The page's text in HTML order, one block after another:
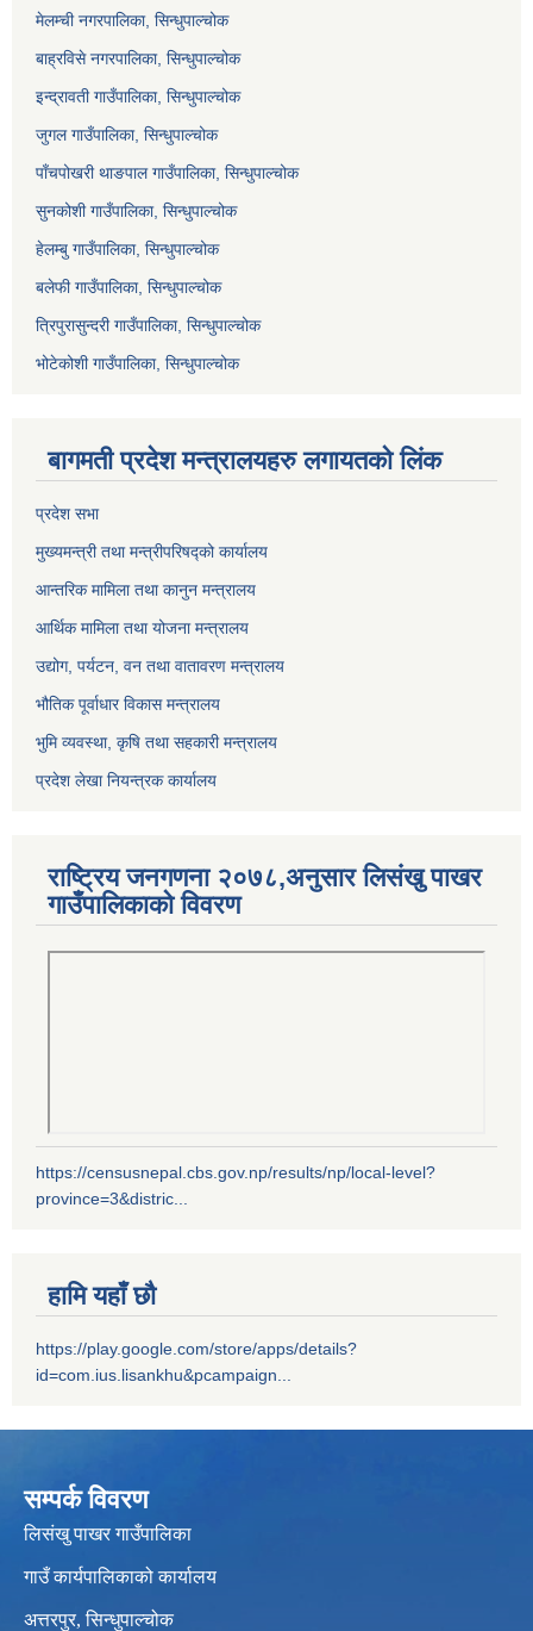
मेलम्ची नगरपालिका, सिन्धुपाल्चोक
बाह्रविसे नगरपालिका, सिन्धुपाल्चोक
इन्द्रावती गाउँपालिका, सिन्धुपाल्चोक
जुगल गाउँपालिका, सिन्धुपाल्चोक
पाँचपोखरी थाङपाल गाउँपालिका, सिन्धुपाल्चोक
सुनकोशी गाउँपालिका, सिन्धुपाल्चोक
हेलम्बु गाउँपालिका, सिन्धुपाल्चोक
बलेफी गाउँपालिका, सिन्धुपाल्चोक
त्रिपुरासुन्दरी गाउँपालिका, सिन्धुपाल्चोक
भोटेकोशी गाउँपालिका, सिन्धुपाल्चोक
बागमती प्रदेश मन्त्रालयहरु लगायतको लिंक
प्रदेश सभा
मुख्यमन्त्री तथा मन्त्रीपरिषद्को कार्यालय
आन्तरिक मामिला तथा कानुन मन्त्रालय
आर्थिक मामिला तथा योजना मन्त्रालय
उद्योग, पर्यटन, वन तथा वातावरण मन्त्रालय
भौतिक पूर्वाधार विकास मन्त्रालय
भुमि व्यवस्था, कृषि तथा सहकारी मन्त्रालय
प्रदेश लेखा नियन्त्रक कार्यालय
राष्ट्रिय जनगणना २०७८,अनुसार लिसंखु पाखर
गाउँपालिकाको विवरण
https://censusnepal.cbs.gov.np/results/np/local-level?
province=3&distric...
हामि यहाँ छौ
https://play.google.com/store/apps/details?
id=com.ius.lisankhu&pcampaign...
सम्पर्क विवरण
लिसंखु पाखर गाउँपालिका
गाउँ कार्यपालिकाको कार्यालय
अत्तरपुर, सिन्धुपाल्चोक